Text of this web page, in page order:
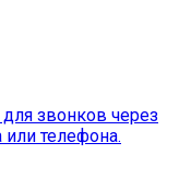
звонков через
телефона.